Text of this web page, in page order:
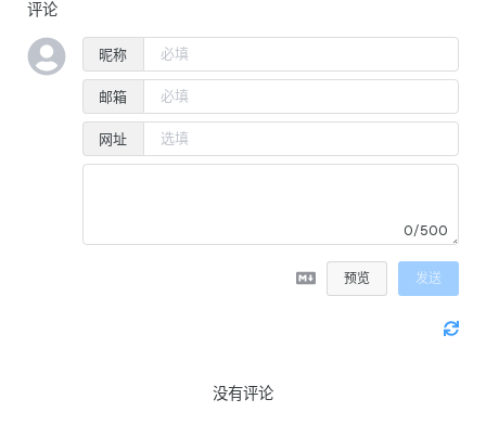
评论
昵称
邮箱
网址
0/500
预览 发送
没有评论